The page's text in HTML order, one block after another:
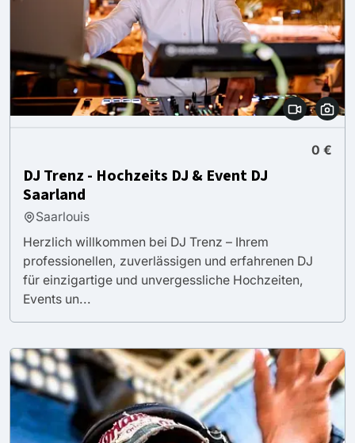
0 €
DJ Trenz - Hochzeits DJ & Event DJ
Saarland
Saarlouis
Herzlich willkommen bei DJ Trenz – Ihrem
professionellen, zuverlässigen und erfahrenen DJ
für einzigartige und unvergessliche Hochzeiten,
Events un...